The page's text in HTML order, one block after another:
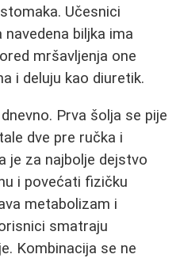
Učesnici
biljka ima
mršavljenja one
i deluju kao diuretik.
Prva šolja se pije
dve pre ručka i
je za najbolje dejstvo
i povećati fizičku
metabolizam i
smatraju
Kombinacija se ne